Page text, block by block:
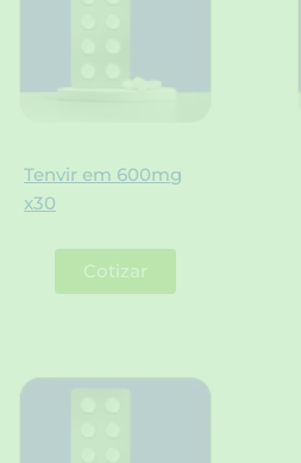
Tenvir em 600mg
x30
Cotizar